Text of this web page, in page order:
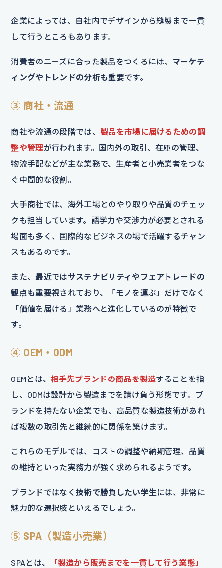
企業によっては、自社内でデザインから縫製まで一貫
して行うところもあります。
消費者のニーズに合った製品をつくるには、 マーケテ
ィングやトレンドの分析も重要です。
③ 商社・流通
商社や流通の段階では、 製品を市場に届けるための調
整や管理が行われます。国内外の取引、在庫の管理、
物流手配などが主な業務で、生産者と小売業者をつな
ぐ中間的な役割。
大手商社では、海外工場とのやり取りや品質のチェッ
クも担当しています。語学力や交渉力が必要とされる
場面も多く、国際的なビジネスの場で活躍するチャン
スもあるのです。
また、最近ではサステナビリティやフェアトレードの
観点も重要視されており、「モノを運ぶ」だけでなく
「価値を届ける」業務へと進化しているのが特徴で
す。
④ OEM・ODM
OEMとは、相手先ブランドの商品を製造することを指
し、ODMは設計から製造までを請け負う形態です。ブ
ランドを持たない企業でも、高品質な製造技術があれ
ば複数の取引先と継続的に関係を築けます。
これらのモデルでは、コストの調整や納期管理、品質
の維持といった実務力が強く求められるようです。
ブランドではなく 技術で勝負したい学生には、非常に
魅力的な選択肢といえるでしょう。
⑤ SPA（製造小売業）
SPAとは、
「製造から販売までを一貫して行う業態」